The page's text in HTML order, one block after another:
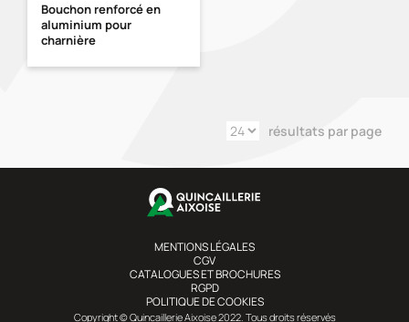
Bouchon renforcé en
aluminium pour
charnière
résultats par page
MENTIONS LÉGALES
CGV
CATALOGUES ET BROCHURES
RGPD
POLITIQUE DE COOKIES
Copyright © Quincaillerie Aixoise 2022. Tous droits réservés